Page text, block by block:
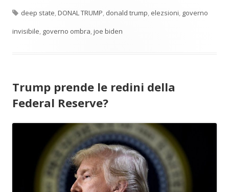
Tag
deep state,DONAL TRUMP, donald trump, elezsioni, governo
invisibile, governo ombra,joe biden
Trump prende le redini della
Federal Reserve?